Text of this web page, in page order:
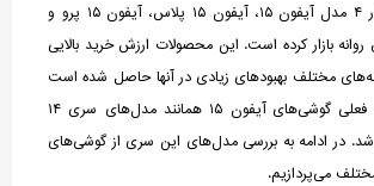
آیفون ۱۵ خود را در ۴ مدل آیفون ۱۵، آیفون ۱۵ پلاس، آیفون ۱۵ پرو و
مکس روانه بازار کرده است. این محصولات ارزش خرید بالایی
مختلف بهبودهای زیادی در آنها حاصل شده است
البته طبق اطلاعات فعلی گوشی‌های آیفون ۱۵ همانند مدل‌های سری ۱۴
در ادامه به بررسی مدل‌های این سری از گوشی‌های
می‌پردازیم.